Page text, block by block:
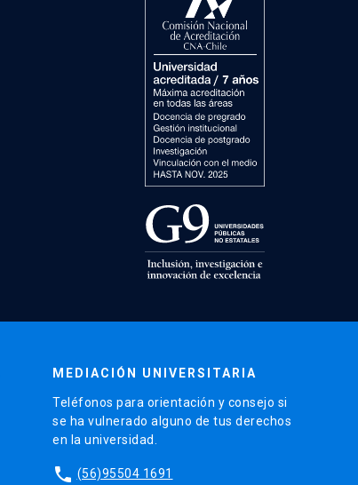
MEDIACIÓN UNIVERSITARIA
Teléfonos para orientación y consejo si
se ha vulnerado alguno de tus derechos
en la universidad.
phone (56)95504 1691